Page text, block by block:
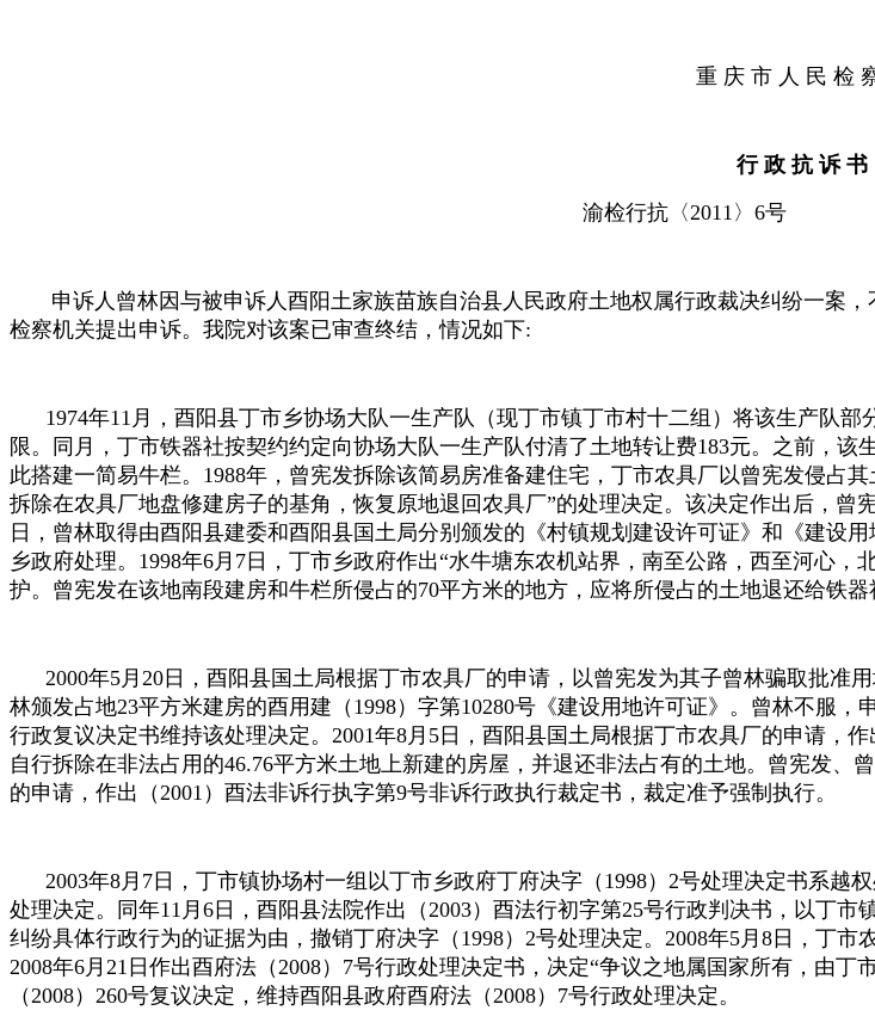
重 庆 市 人 民 检
行 政 抗 诉 书
渝检行抗〈2011 〉 6号
申诉人曾林因与被申诉人酉阳土家族苗族自治县人民政府土地权属行政裁决纠纷一案，
检察机关提出申诉。我院对该案已审查终结，情况如下:
1974年11 月，酉阳县丁市乡协场大队一生产队（现丁市镇丁市村十二组）将该生产队
限。同月，丁市铁器社按契约约定向协场大队一生产队付清了土地转让费183元。之前，该
此搭建一简易牛栏。 1988年，曾宪发拆除该简易房准备建住宅，丁市农具厂以曾宪发侵占
拆除在农具厂地盘修建房子的基角，恢复原地退回农具厂”的处理决定。该决定作出后，曾
日，曾林取得由酉阳县建委和酉阳县国土局分别颁发的《村镇规划建设许可证》和《建设
乡政府处理。 1998年6 月 7日，丁市乡政府作出“水牛塘东农机站界，南至公路，西至河心
护。曾宪发在该地南段建房和牛栏所侵占的70平方米的地方，应将所侵占的土地退还给铁
2000年5 月 20日，酉阳县国土局根据丁市农具厂的申请，以曾宪发为其子曾林骗取批准
林颁发占地23平方米建房的酉用建（ 1998）字第10280号《建设用地许可证》。曾林不服，
行政复议决定书维持该处理决定。 2001年8 月 5日，酉阳县国土局根据丁市农具厂的申请，作
自行拆除在非法占用的46.76平方米土地上新建的房屋，并退还非法占有的土地。曾宪发、
的申请，作出（ 2001 ）酉法非诉行执字第9号非诉行政执行裁定书，裁定准予强制执行。
2003年8 月 7日，丁市镇协场村一组以丁市乡政府丁府决字（ 1998） 2号处理决定书系越
处理决定。同年11 月 6日，酉阳县法院作出（ 2003）酉法行初字第25号行政判决书，以丁市
纠纷具体行政行为的证据为由，撤销丁府决字（ 1998） 2号处理决定。 2008年5 月 8日，丁市
2008年6 月 21 日作出酉府法（ 2008） 7号行政处理决定书，决定“争议之地属国家所有，由丁
（ 2008） 260号复议决定，维持酉阳县政府酉府法（ 2008） 7号行政处理决定。